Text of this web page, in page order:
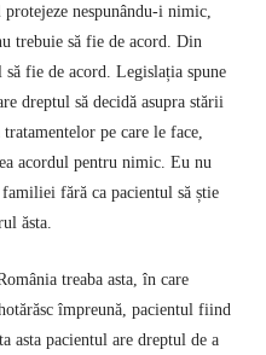
nespunându-i nimic,
trebuie să fie de acord. Din
fie de acord. Legislația spune
dreptul să decidă asupra stării
pe care le face,
acordul pentru nimic. Eu nu
fără ca pacientul să știe
ăsta.
treaba asta, în care
împreună, pacientul fiind
asta pacientul are dreptul de a